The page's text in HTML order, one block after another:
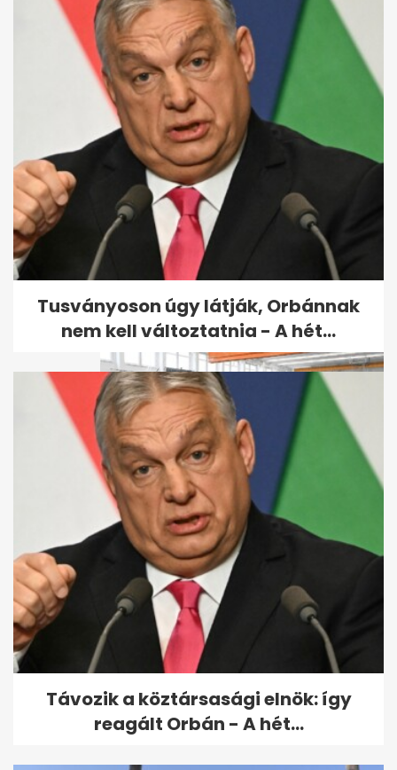
Retró kvíz gyerekkorod
kedvenc meséivel - Ha
meglesz a 6 pont,...
Választás 2026: megjöttek a
18.30 órás adatok - megdőlt
a...
Tusványoson úgy látják, Orbánnak
nem kell változtatnia - A hét...
Távozik a köztársasági elnök: így
reagált Orbán - A hét...